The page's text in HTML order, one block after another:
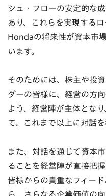
シュ・フローの安定的な
あり、これらを実現する
Hondaの将来性が資本市
います。
そのためには、株主や投
ダーの皆様に、経営の方
よう、経営陣が主体とな
て、これまで以上に対話
また、対話を通じて資本
ることを経営陣が直接把
皆様からの貴重なフィー